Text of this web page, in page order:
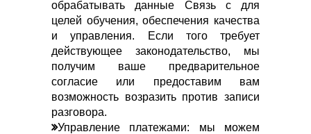
обрабатывать данные Связь с для
целей обучения, обеспечения качества
и управления. Если того требует
действующее законодательство, мы
получим ваше предварительное
согласие или предоставим вам
возможность возразить против записи
разговора.
Управление платежами: мы можем